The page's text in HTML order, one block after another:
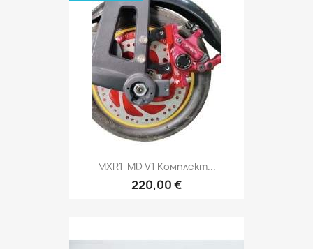
MXR1-MD V1 Комплект...
220,00 €